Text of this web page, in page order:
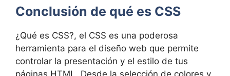
Conclusión de qué es CSS
¿Qué es CSS?, el CSS es una poderosa
herramienta para el diseño web que permite
controlar la presentación y el estilo de tus